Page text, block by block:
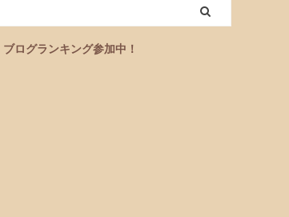
ブログランキング参加中！